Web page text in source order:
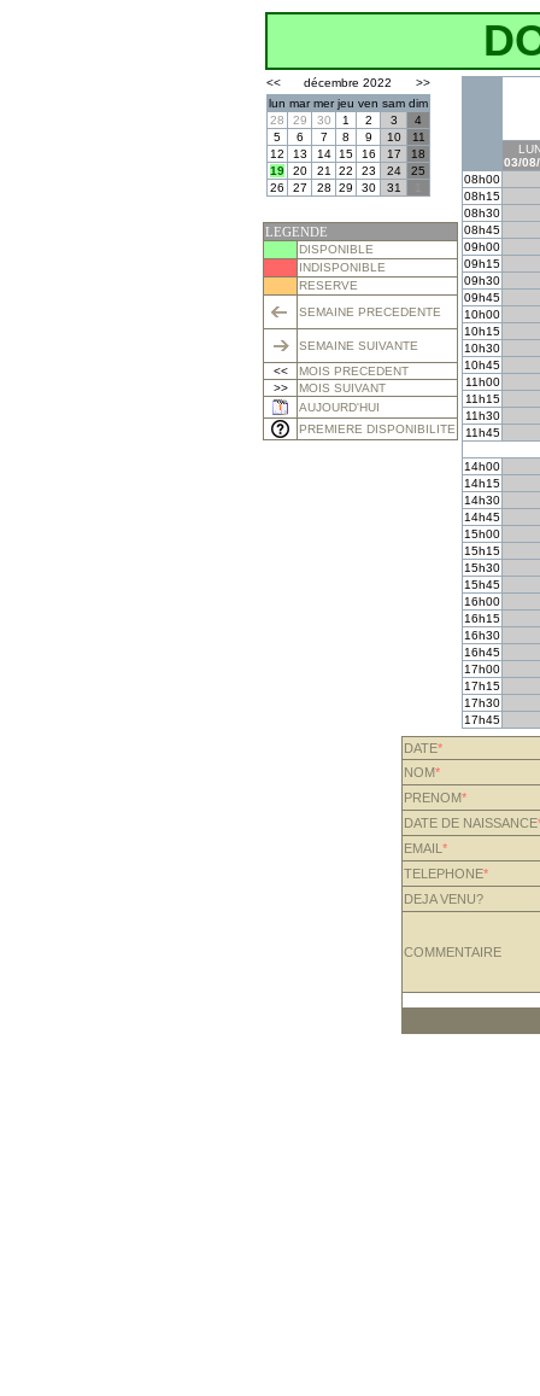
<< décembre 2022
>>
lun mar mer jeu ven sam dim
28
29 30 1 2 3
4
5
6 7 8 9 10
11
12
13 14 15 16 17
18
19
20 21 22 23 24
25
26
27 28 29 30 31
LEGENDE
DISPONIBLE
INDISPONIBLE
RESERVE
SEMAINE PRECEDENTE
SEMAINE SUIVANTE
<<
MOIS PRECEDENT
>>
MOIS SUIVANT
AUJOURD'HUI
PREMIERE DISPONIBILITE
03/
08h00
08h15
08h30
08h45
09h00
09h15
09h30
09h45
10h00
10h15
10h30
10h45
11h00
11h15
11h30
11h45
14h00
14h15
14h30
14h45
15h00
15h15
15h30
15h45
16h00
16h15
16h30
16h45
17h00
17h15
17h30
17h45
DATE*
NOM*
PRENOM*
DATE DE NAISSANCE
EMAIL *
TELEPHONE*
DEJA VENU?
COMMENTAIRE